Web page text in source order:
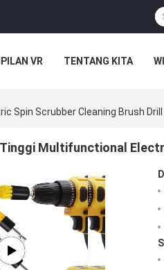
VR TENTANG KITA
Spin Scrubber Cleaning Brush
Multifunctional